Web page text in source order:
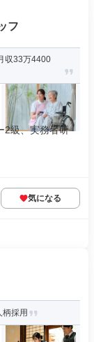
フ
収33万4400
2級、実務者研
気になる
採用